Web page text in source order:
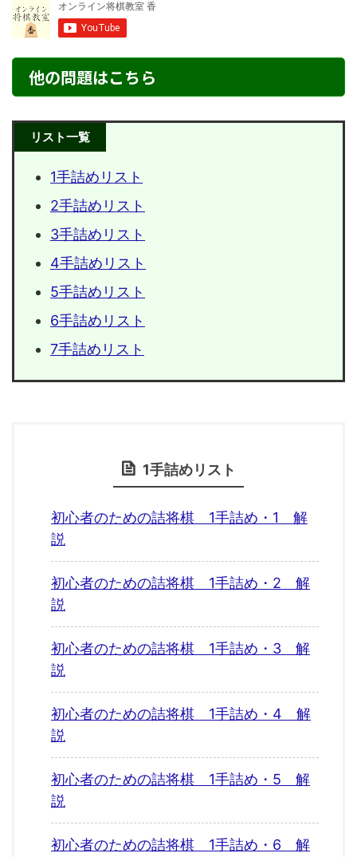
他の問題はこちら
リスト一覧
1手詰めリスト
2手詰めリスト
3手詰めリスト
4手詰めリスト
5手詰めリスト
6手詰めリスト
7手詰めリスト
1手詰めリスト
初心者のための詰将棋 1手詰め・1 解
説
初心者のための詰将棋 1手詰め・2 解
説
初心者のための詰将棋 1手詰め・3 解
説
初心者のための詰将棋 1手詰め・4 解
説
初心者のための詰将棋 1手詰め・5 解
説
初心者のための詰将棋 1手詰め・6 解